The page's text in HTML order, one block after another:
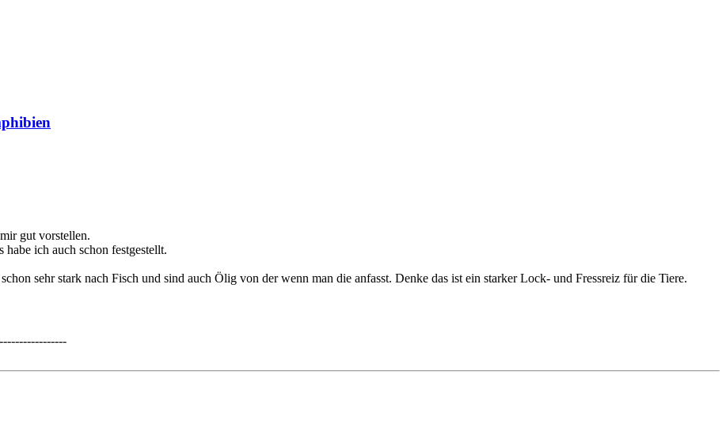
gut vorstellen.
ich auch schon festgestellt.
sehr stark nach Fisch und sind auch Ölig von der wenn man die anfasst. Denke das ist ein starker Lock- und Fressreiz für die Tiere.